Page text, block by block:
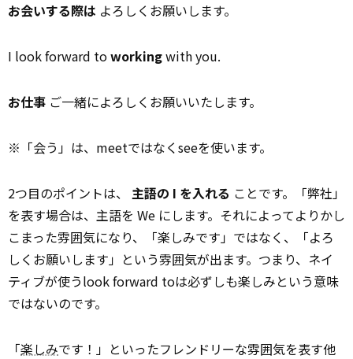
お会いする際は よろしくお願いします。
I look forward toworkingwith you.
お仕事 ご一緒によろしくお願いいたします。
※「会う」は、meetではなくseeを使います。
2つ目のポイントは、 主語の I を入れる ことです。「弊社」
を表す場合は、主語を We にします。それによってよりかし
こまった雰囲気になり、「楽しみです」ではなく、「よろ
しくお願いします」という雰囲気が出ます。つまり、ネイ
ティブが使うlook forward toは必ずしも楽しみという意味
ではないのです。
「楽しみです！」といったフレンドリーな雰囲気を表す他